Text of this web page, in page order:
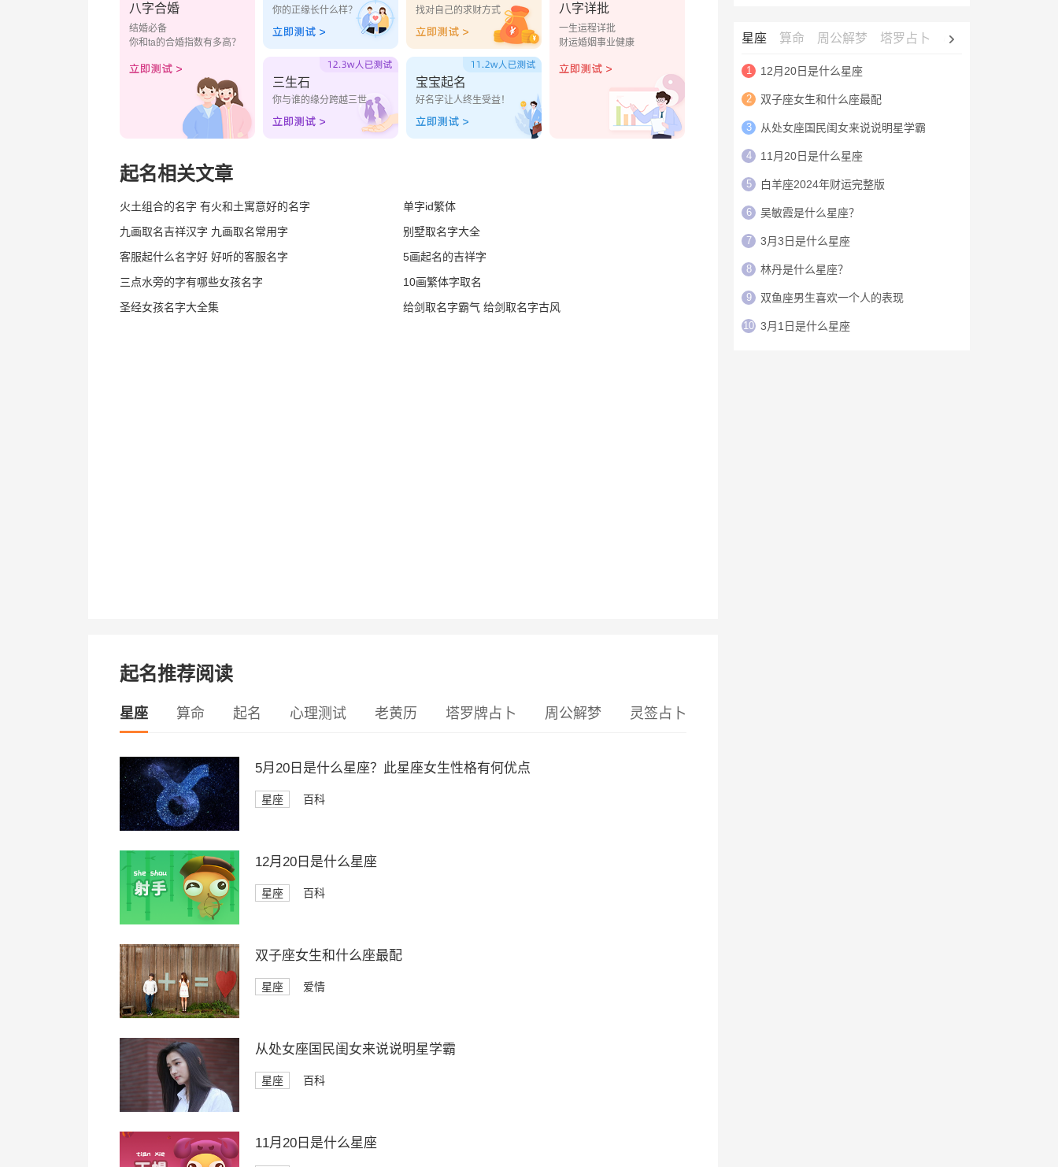
八字合婚
结婚必备
你和ta的合婚指数有多高？
你的正缘长什么样？ 找对自己的求财方式
三生石
你与谁的缘分跨越三世
宝宝起名
好名字让人终生受益！
八字详批
一生运程详批
财运婚姻事业健康
起名相关文章
火土组合的名字 有火和土寓意好的名字
单字id繁体
九画取名吉祥汉字 九画取名常用字
别墅取名字大全
客服起什么名字好 好听的客服名字
5画起名的吉祥字
三点水旁的字有哪些女孩名字
10画繁体字取名
圣经女孩名字大全集
给剑取名字霸气 给剑取名字古风
起名推荐阅读
星座 算命 起名 心理测试 老黄历 塔罗牌占卜 周公解梦 灵签占卜
5月20日是什么星座？此星座女生性格有何优点
星座 百科
12月20日是什么星座
星座 百科
双子座女生和什么座最配
星座 爱情
从处女座国民闺女来说说明星学霸
星座 百科
11月20日是什么星座
星座 算命 周公解梦 塔罗占卜 心理测试
1 12月20日是什么星座
2 双子座女生和什么座最配
3 从处女座国民闺女来说说明星学霸
4 11月20日是什么星座
5 白羊座2024年财运完整版
6 吴敏霞是什么星座？
7 3月3日是什么星座
8 林丹是什么星座？
9 双鱼座男生喜欢一个人的表现
10 3月1日是什么星座